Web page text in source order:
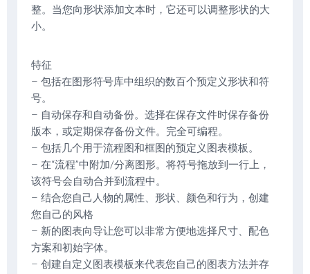
整。当您向形状添加文本时，它还可以调整形状的大
小。
特征
– 包括在图形符号库中组织的数百个预定义形状和符
号。
– 自动保存和自动备份。选择在保存文件时保存备份
版本，或定期保存备份文件。完全可编程。
– 包括几个用于流程图和框图的预定义图表模板。
– 在“流程”中附加/分离图形。将符号拖放到一行上，
该符号会自动合并到流程中。
– 结合您自己人物的属性、形状、颜色和行为，创建
您自己的风格
– 新的图表向导让您可以非常方便地选择尺寸、配色
方案和初始字体。
– 创建自定义图表模板来代表您自己的图表方法并存